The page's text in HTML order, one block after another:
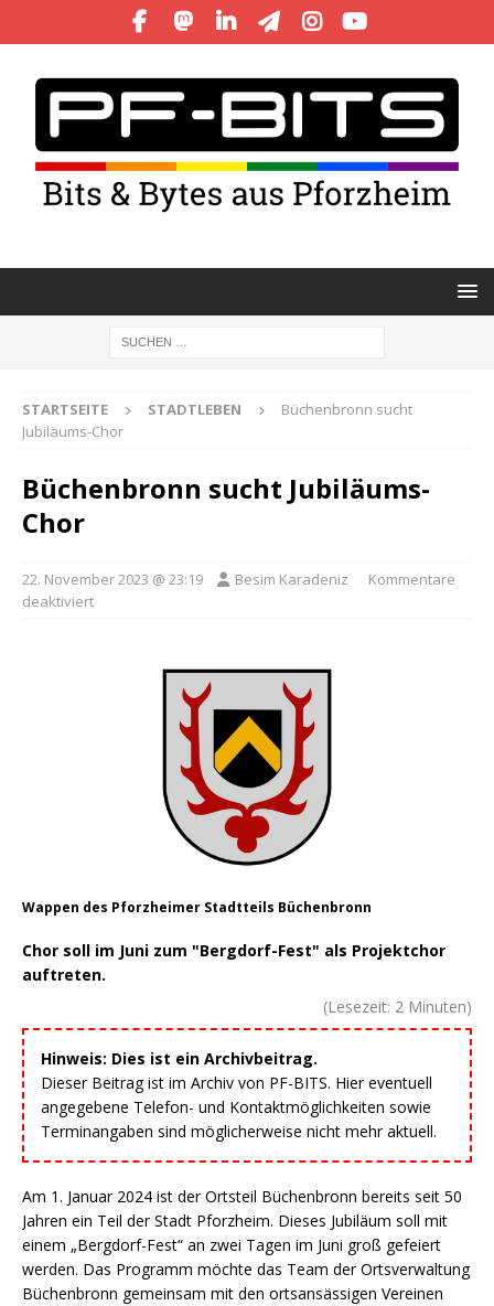
STARTSEITE STADTLEBEN
Büchenbronn sucht
Jubiläums-Chor
Büchenbronn sucht Jubiläums-
Chor
22. November 2023 @ 23:19 Besim Karadeniz
Kommentare
deaktiviert
Wappen des Pforzheimer Stadtteils Büchenbronn
Chor soll im Juni zum "Bergdorf-Fest" als Projektchor
auftreten.
(Lesezeit: 2 Minuten)
Hinweis: Dies ist ein Archivbeitrag.
Dieser Beitrag ist im Archiv von PF-BITS. Hier eventuell
angegebene Telefon- und Kontaktmöglichkeiten sowie
Terminangaben sind möglicherweise nicht mehr aktuell.
Am 1. Januar 2024 ist der Ortsteil Büchenbronn bereits seit 50
Jahren ein Teil der Stadt Pforzheim. Dieses Jubiläum soll mit
einem „Bergdorf-Fest“ an zwei Tagen im Juni groß gefeiert
werden. Das Programm möchte das Team der Ortsverwaltung
Büchenbronn gemeinsam mit den ortsansässigen Vereinen